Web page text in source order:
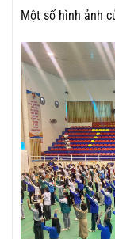
Một số hình ảnh